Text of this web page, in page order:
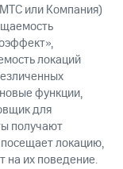
или Компания)
локаций
функции,
для
получают
локацию,
на их поведение.